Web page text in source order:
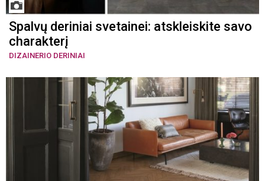
Spalvų deriniai svetainei: atskleiskite savo
charakterį
DIZAINERIO DERINIAI